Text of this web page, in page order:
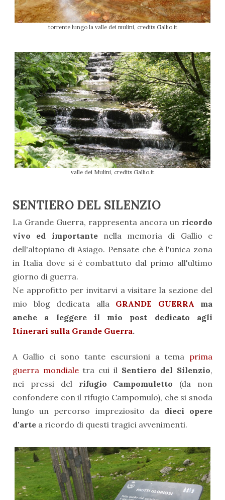
torrente lungo la valle dei mulini, credits Gallio.it
valle dei Mulini, credits Gallio.it
SENTIERO DEL SILENZIO
La Grande Guerra, rappresenta ancora un ricordo
vivo ed importantenella memoria di Gallio e
dell'altopiano di Asiago. Pensate che è l'unica zona
in Italia dove si è combattuto dal primo all'ultimo
giorno di guerra.
Ne approfitto per invitarvi a visitare la sezione del
mio blog dedicata alla
GRANDE GUERRA ma
anche a leggere il mio post dedicato agli
Itinerari sulla Grande Guerra.
A Gallio ci sono tante escursioni a tema prima
guerra mondialetra cui il Sentiero del Silenzio,
nei pressi del rifugio Campomuletto (da non
confondere con il rifugio Campomulo), che si snoda
lungo un percorso impreziosito da dieci opere
d'arte a ricordo di questi tragici avvenimenti.